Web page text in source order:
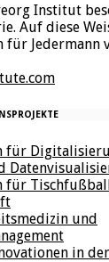
Institut
Auf diese
für Jedermann
für
für
und
in